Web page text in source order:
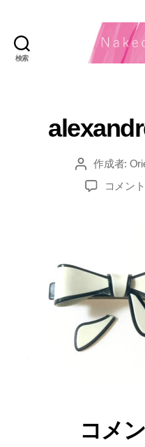
検索
投
稿
者
作成者:
コメン
コメ